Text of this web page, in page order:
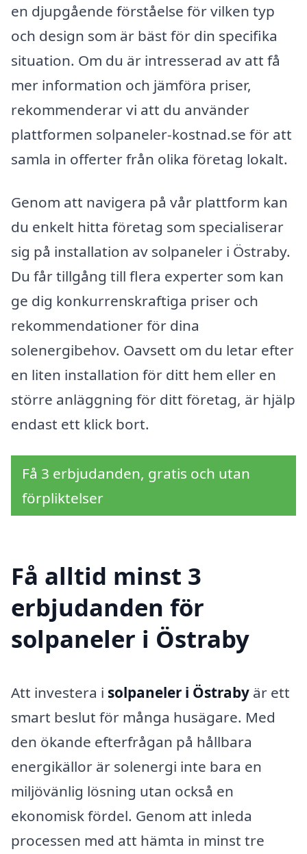
en djupgående förståelse för vilken typ
och design som är bäst för din specifika
situation. Om du är intresserad av att få
mer information och jämföra priser,
rekommenderar vi att du använder
plattformen solpaneler-kostnad.se för att
samla in offerter från olika företag lokalt.
Genom att navigera på vår plattform kan
du enkelt hitta företag som specialiserar
sig på installation av solpaneler i Östraby.
Du får tillgång till flera experter som kan
ge dig konkurrenskraftiga priser och
rekommendationer för dina
solenergibehov. Oavsett om du letar efter
en liten installation för ditt hem eller en
större anläggning för ditt företag, är hjälp
endast ett klick bort.
Få 3 erbjudanden, gratis och utan
förpliktelser
Få alltid minst 3
erbjudanden för
solpaneler i Östraby
Att investera i solpaneler i Östraby är ett
smart beslut för många husägare. Med
den ökande efterfrågan på hållbara
energikällor är solenergi inte bara en
miljövänlig lösning utan också en
ekonomisk fördel. Genom att inleda
processen med att hämta in minst tre